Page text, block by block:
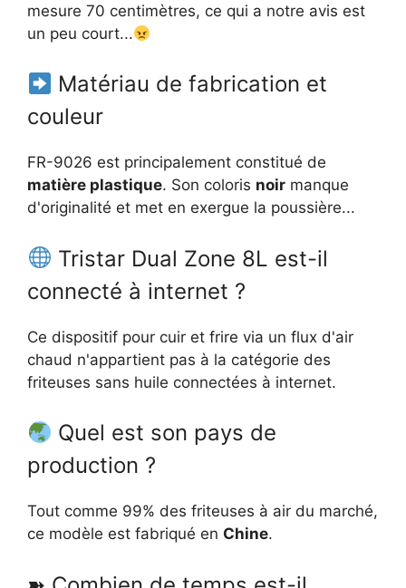
mesure 70 centimètres, ce qui a notre avis est
un peu court...
Matériau de fabrication et
couleur
FR-9026 est principalement constitué de
matière plastique. Son coloris noir manque
d'originalité et met en exergue la poussière...
Tristar Dual Zone 8L est-il
connecté à internet ?
Ce dispositif pour cuir et frire via un flux d'air
chaud n'appartient pas à la catégorie des
friteuses sans huile connectées à internet.
Quel est son pays de
production ?
Tout comme 99% des friteuses à air du marché,
ce modèle est fabriqué en Chine.